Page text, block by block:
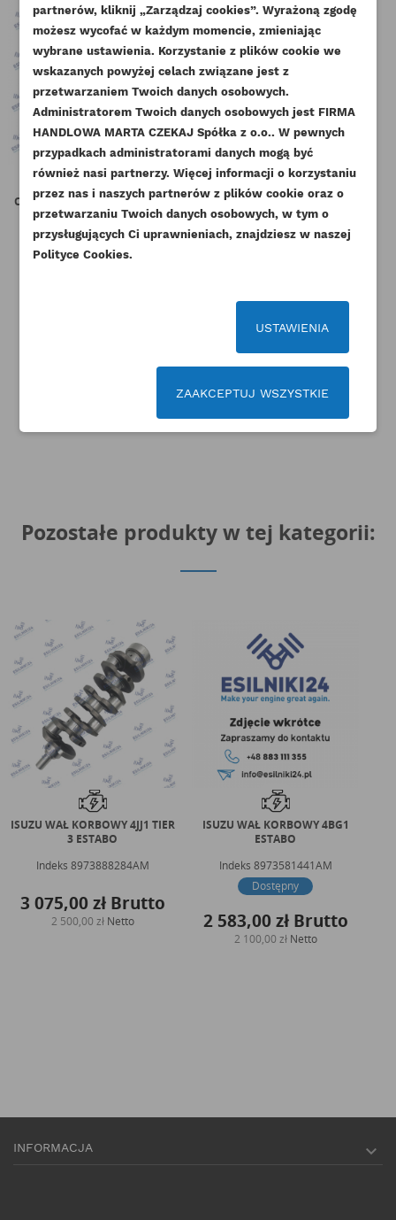
DODAJ DO LISTY ŻYCZEŃ
add_circle_outline Stwórz nową listę życzeń
UTWÓRZ LISTĘ ŻYCZEŃ
NAZWA LISTY ŻYCZEŃ
Anuluj Utwórz listę życzeń
ZALOGUJ SIĘ
Musisz być zalogowany by zapisać produkty na
swojej liście życzeń.
Anuluj Zaloguj się
CAT TERMOSTAT Z OBUDOWĄ
C3.3 3054C ORYGINAŁ
Indeks254-2267-ORG
Dostępny
CAT RURKA NADMIARU PALIWA
3054C C3.3 ORYGINAŁ
Indeks232-1794-ORG
47,97 złBrutto
Pozostałe produkty w tej kategorii:
ISUZU WAŁ KORBOWY 4JJ1 TIER
3 ESTABO
Indeks 8973888284AM
3 075,00 złBrutto
2 500,00 zł Netto
ISUZU WAŁ KORBOWY 4BG1
ESTABO
Indeks 8973581441AM
Dostępny
2 583,00 złBrutto
2 100,00 zł Netto
INFORMACJA 
partnerów, kliknij „Zarządzaj cookies”. Wyrażoną zgodę
możesz wycofać w każdym momencie, zmieniając
wybrane ustawienia. Korzystanie z plików cookie we
wskazanych powyżej celach związane jest z
przetwarzaniem Twoich danych osobowych.
Administratorem Twoich danych osobowych jest FIRMA
HANDLOWA MARTA CZEKAJ Spółka z o.o.. W pewnych
przypadkach administratorami danych mogą być
również nasi partnerzy. Więcej informacji o korzystaniu
przez nas i naszych partnerów z plików cookie oraz o
przetwarzaniu Twoich danych osobowych, w tym o
przysługujących Ci uprawnieniach, znajdziesz w naszej
Polityce Cookies.
USTAWIENIA
ZAAKCEPTUJ WSZYSTKIE